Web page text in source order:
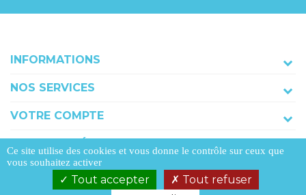
INFORMATIONS
NOS SERVICES
VOTRE COMPTE
Ce site utilise des cookies et vous donne le contrôle sur ceux que
vous souhaitez activer
Tout accepter
Tout refuser